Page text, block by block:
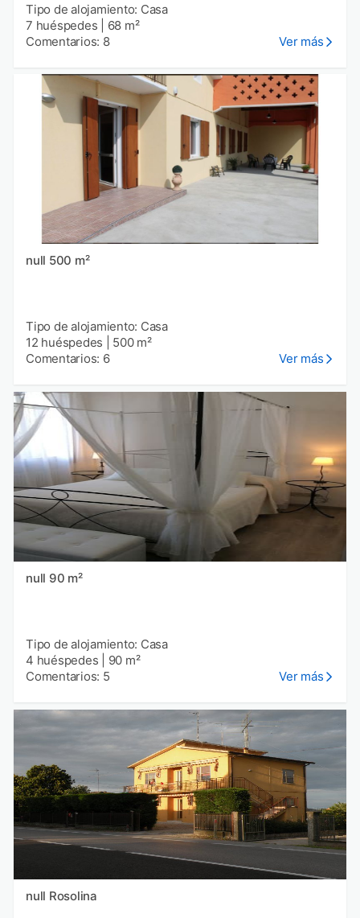
Tipo de alojamiento: Casa
7 huéspedes
68 m²
Comentarios: 8
Ver más
null 500 m²
Tipo de alojamiento: Casa
12 huéspedes
500 m²
Comentarios: 6
Ver más
null 90 m²
Tipo de alojamiento: Casa
4 huéspedes
90 m²
Comentarios: 5
Ver más
null Rosolina